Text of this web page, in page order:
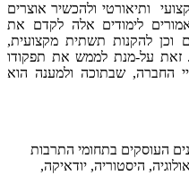
ותיאורטי ולהכשיר אוצרים
לימודים אלה לקדם את
וכן להקנות תשתית מקצועית,
זאת על-מנת לממש את תפקודו
החברה, שבתוכה ולמענה הוא
העוסקים בתחומי התרבות
היסטוריה, יודאיקה,